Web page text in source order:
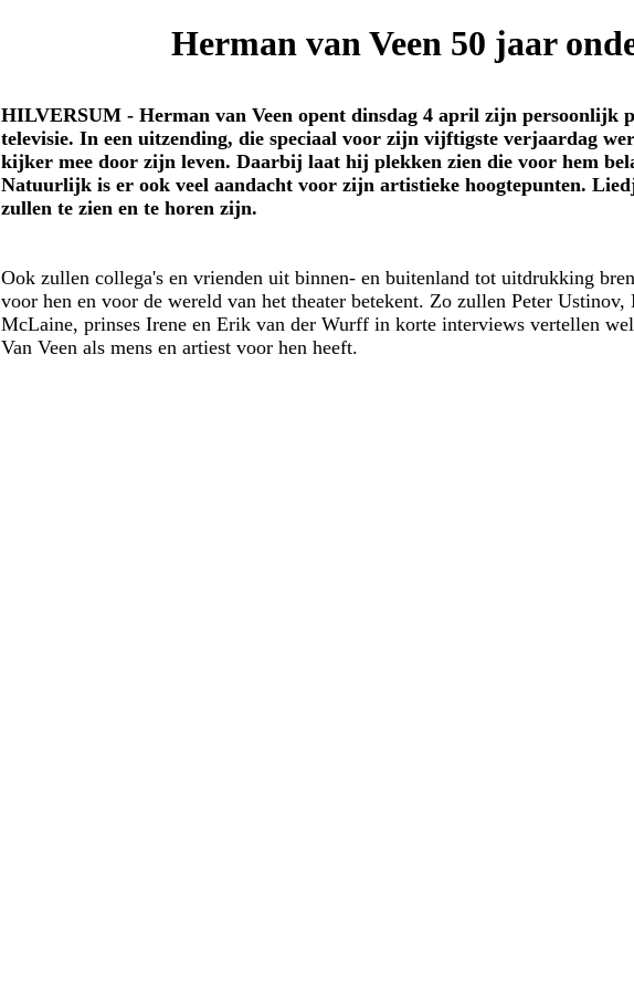
Herman van Veen 50 jaar
HILVERSUM - Herman van Veen opent dinsdag 4 april zijn persoonlijk
televisie. In een uitzending, die speciaal voor zijn vijftigste verjaardag
kijker mee door zijn leven. Daarbij laat hij plekken zien die voor hem
Natuurlijk is er ook veel aandacht voor zijn artistieke hoogtepunten.
zullen te zien en te horen zijn.
Ook zullen collega's en vrienden uit binnen- en buitenland tot uitdrukking
voor hen en voor de wereld van het theater betekent. Zo zullen Peter
McLaine, prinses Irene en Erik van der Wurff in korte interviews vertellen
Van Veen als mens en artiest voor hen heeft.